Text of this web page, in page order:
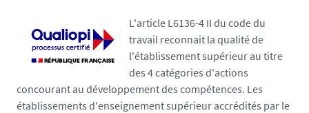
L'article L6136-4 II du code du
travail reconnait la qualité de
l'établissement supérieur au titre
des 4 catégories d'actions
concourant au développement des compétences. Les
établissements d'enseignement supérieur accrédités par le